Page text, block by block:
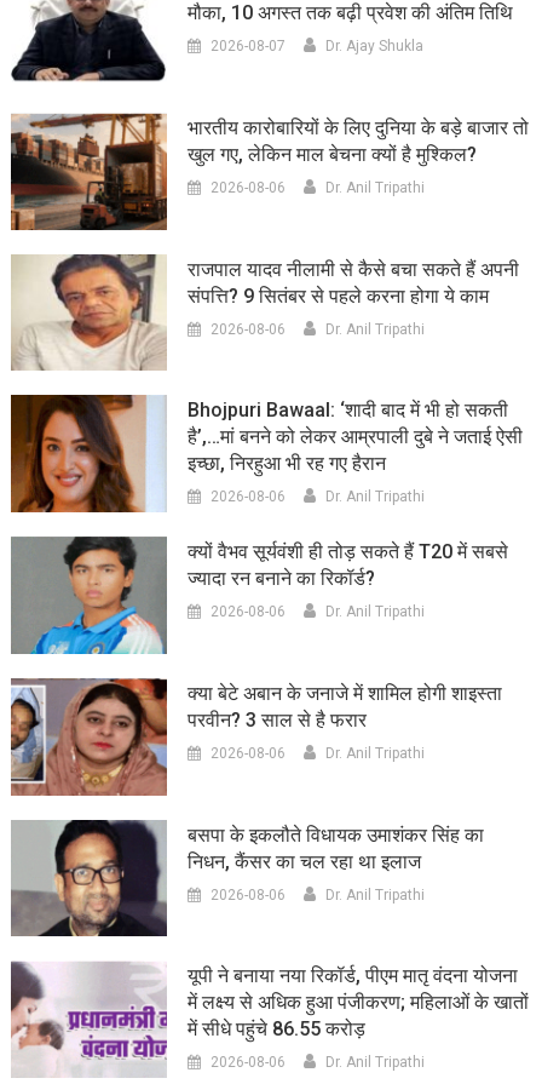
मौका, 10 अगस्त तक बढ़ी प्रवेश की अंतिम तिथि
2026-08-07 Dr. Ajay Shukla
भारतीय कारोबारियों के लिए दुनिया के बड़े बाजार तो
खुल गए, लेकिन माल बेचना क्यों है मुश्किल?
2026-08-06 Dr. Anil Tripathi
राजपाल यादव नीलामी से कैसे बचा सकते हैं अपनी
संपत्ति? 9 सितंबर से पहले करना होगा ये काम
2026-08-06 Dr. Anil Tripathi
Bhojpuri Bawaal: ‘शादी बाद में भी हो सकती
है’,…मां बनने को लेकर आम्रपाली दुबे ने जताई ऐसी
इच्छा, निरहुआ भी रह गए हैरान
2026-08-06 Dr. Anil Tripathi
क्यों वैभव सूर्यवंशी ही तोड़ सकते हैं T20 में सबसे
ज्यादा रन बनाने का रिकॉर्ड?
2026-08-06 Dr. Anil Tripathi
क्या बेटे अबान के जनाजे में शामिल होगी शाइस्ता
परवीन? 3 साल से है फरार
2026-08-06 Dr. Anil Tripathi
बसपा के इकलौते विधायक उमाशंकर सिंह का
निधन, कैंसर का चल रहा था इलाज
2026-08-06 Dr. Anil Tripathi
यूपी ने बनाया नया रिकॉर्ड, पीएम मातृ वंदना योजना
में लक्ष्य से अधिक हुआ पंजीकरण; महिलाओं के खातों
में सीधे पहुंचे 86.55 करोड़
2026-08-06 Dr. Anil Tripathi